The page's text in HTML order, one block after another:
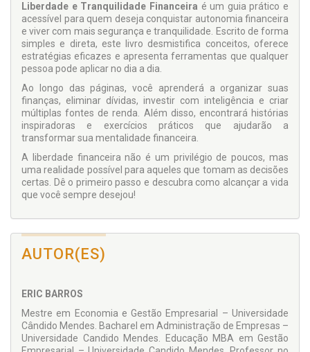
Liberdade e Tranquilidade Financeira é um guia prático e
acessível para quem deseja conquistar autonomia financeira
e viver com mais segurança e tranquilidade. Escrito de forma
simples e direta, este livro desmistifica conceitos, oferece
estratégias eficazes e apresenta ferramentas que qualquer
pessoa pode aplicar no dia a dia.
Ao longo das páginas, você aprenderá a organizar suas
finanças, eliminar dívidas, investir com inteligência e criar
múltiplas fontes de renda. Além disso, encontrará histórias
inspiradoras e exercícios práticos que ajudarão a
transformar sua mentalidade financeira.
A liberdade financeira não é um privilégio de poucos, mas
uma realidade possível para aqueles que tomam as decisões
certas. Dê o primeiro passo e descubra como alcançar a vida
que você sempre desejou!
AUTOR(ES)
ERIC BARROS
Mestre em Economia e Gestão Empresarial – Universidade
Cândido Mendes. Bacharel em Administração de Empresas –
Universidade Candido Mendes. Educação MBA em Gestão